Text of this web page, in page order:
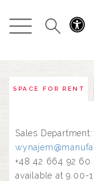
ANGEBOTE
SPACE FOR RENT
Sales Department:
+48 42 664 92 60
available at 9.00-